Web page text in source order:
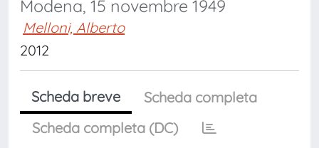
Modena, 15 novembre 1949
Melloni, Alberto
2012
Scheda breve
Scheda completa
Scheda completa (DC)